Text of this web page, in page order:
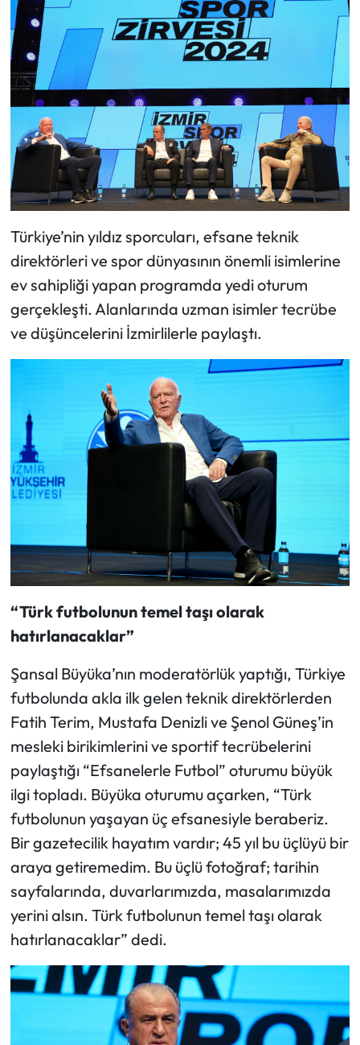
Türkiye’nin yıldız sporcuları, efsane teknik
direktörleri ve spor dünyasının önemli isimlerine
ev sahipliği yapan programda yedi oturum
gerçekleşti. Alanlarında uzman isimler tecrübe
ve düşüncelerini İzmirlilerle paylaştı.
“Türk futbolunun temel taşı olarak
hatırlanacaklar”
Şansal Büyüka’nın moderatörlük yaptığı, Türkiye
futbolunda akla ilk gelen teknik direktörlerden
Fatih Terim, Mustafa Denizli ve Şenol Güneş’in
mesleki birikimlerini ve sportif tecrübelerini
paylaştığı “Efsanelerle Futbol” oturumu büyük
ilgi topladı. Büyüka oturumu açarken, “Türk
futbolunun yaşayan üç efsanesiyle beraberiz.
Bir gazetecilik hayatım vardır; 45 yıl bu üçlüyü bir
araya getiremedim. Bu üçlü fotoğraf; tarihin
sayfalarında, duvarlarımızda, masalarımızda
yerini alsın. Türk futbolunun temel taşı olarak
hatırlanacaklar” dedi.